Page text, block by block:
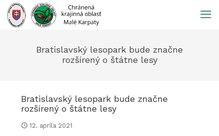
Prejsť
obsah
Bratislavský lesopark bude značne
rozšírený o štátne lesy
Bratislavský lesopark bude značne
rozšírený o štátne lesy
12. apríla 2021